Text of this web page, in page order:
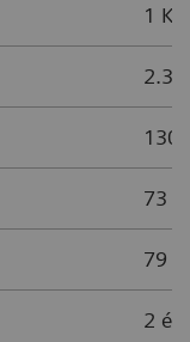
1 K²
2.3
73
79
2